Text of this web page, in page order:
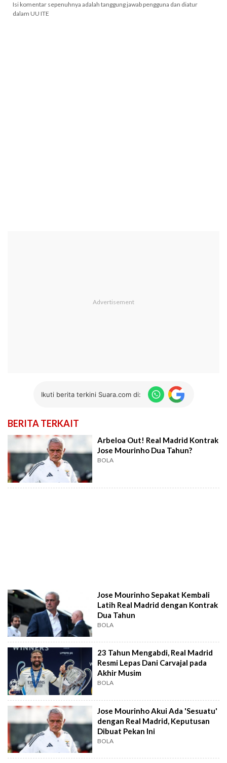
Isi komentar sepenuhnya adalah tanggung jawab pengguna dan diatur
dalam UU ITE
Ikuti berita terkini Suara.com di:
BERITA TERKAIT
Arbeloa Out! Real Madrid Kontrak
Jose Mourinho Dua Tahun?
BOLA
Jose Mourinho Sepakat Kembali
Latih Real Madrid dengan Kontrak
Dua Tahun
BOLA
23 Tahun Mengabdi, Real Madrid
Resmi Lepas Dani Carvajal pada
Akhir Musim
BOLA
Jose Mourinho Akui Ada 'Sesuatu'
dengan Real Madrid, Keputusan
Dibuat Pekan Ini
BOLA